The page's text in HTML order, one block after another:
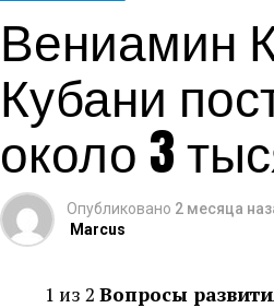
Вениамин
Кубани
около 3
Опубликовано 2 месяца
Marcus
1 из 2 Вопросы